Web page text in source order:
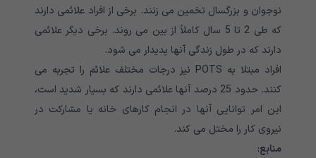
نوجوان و بزرگسال تخمین می زنند. برخی از افراد علائمی دارند
که طی 2 تا 5 سال کاملاً از بین می روند. برخی دیگر علائمی
دارند که در طول زندگی آنها پدیدار می شود.
افراد مبتلا به
نیز درجات مختلف علائم را تجربه می
کنند. حدود 25 درصد آنها علائمی دارند که بسیار شدید است،
این امر توانایی آنها در انجام کارهای خانه یا مشارکت در
نیروی کار را مختل می کند.
منابع: